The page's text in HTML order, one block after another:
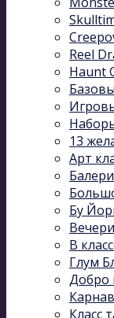
Reel
Haunt
13
Арт
Бу
В
Глум
Добро
Класс